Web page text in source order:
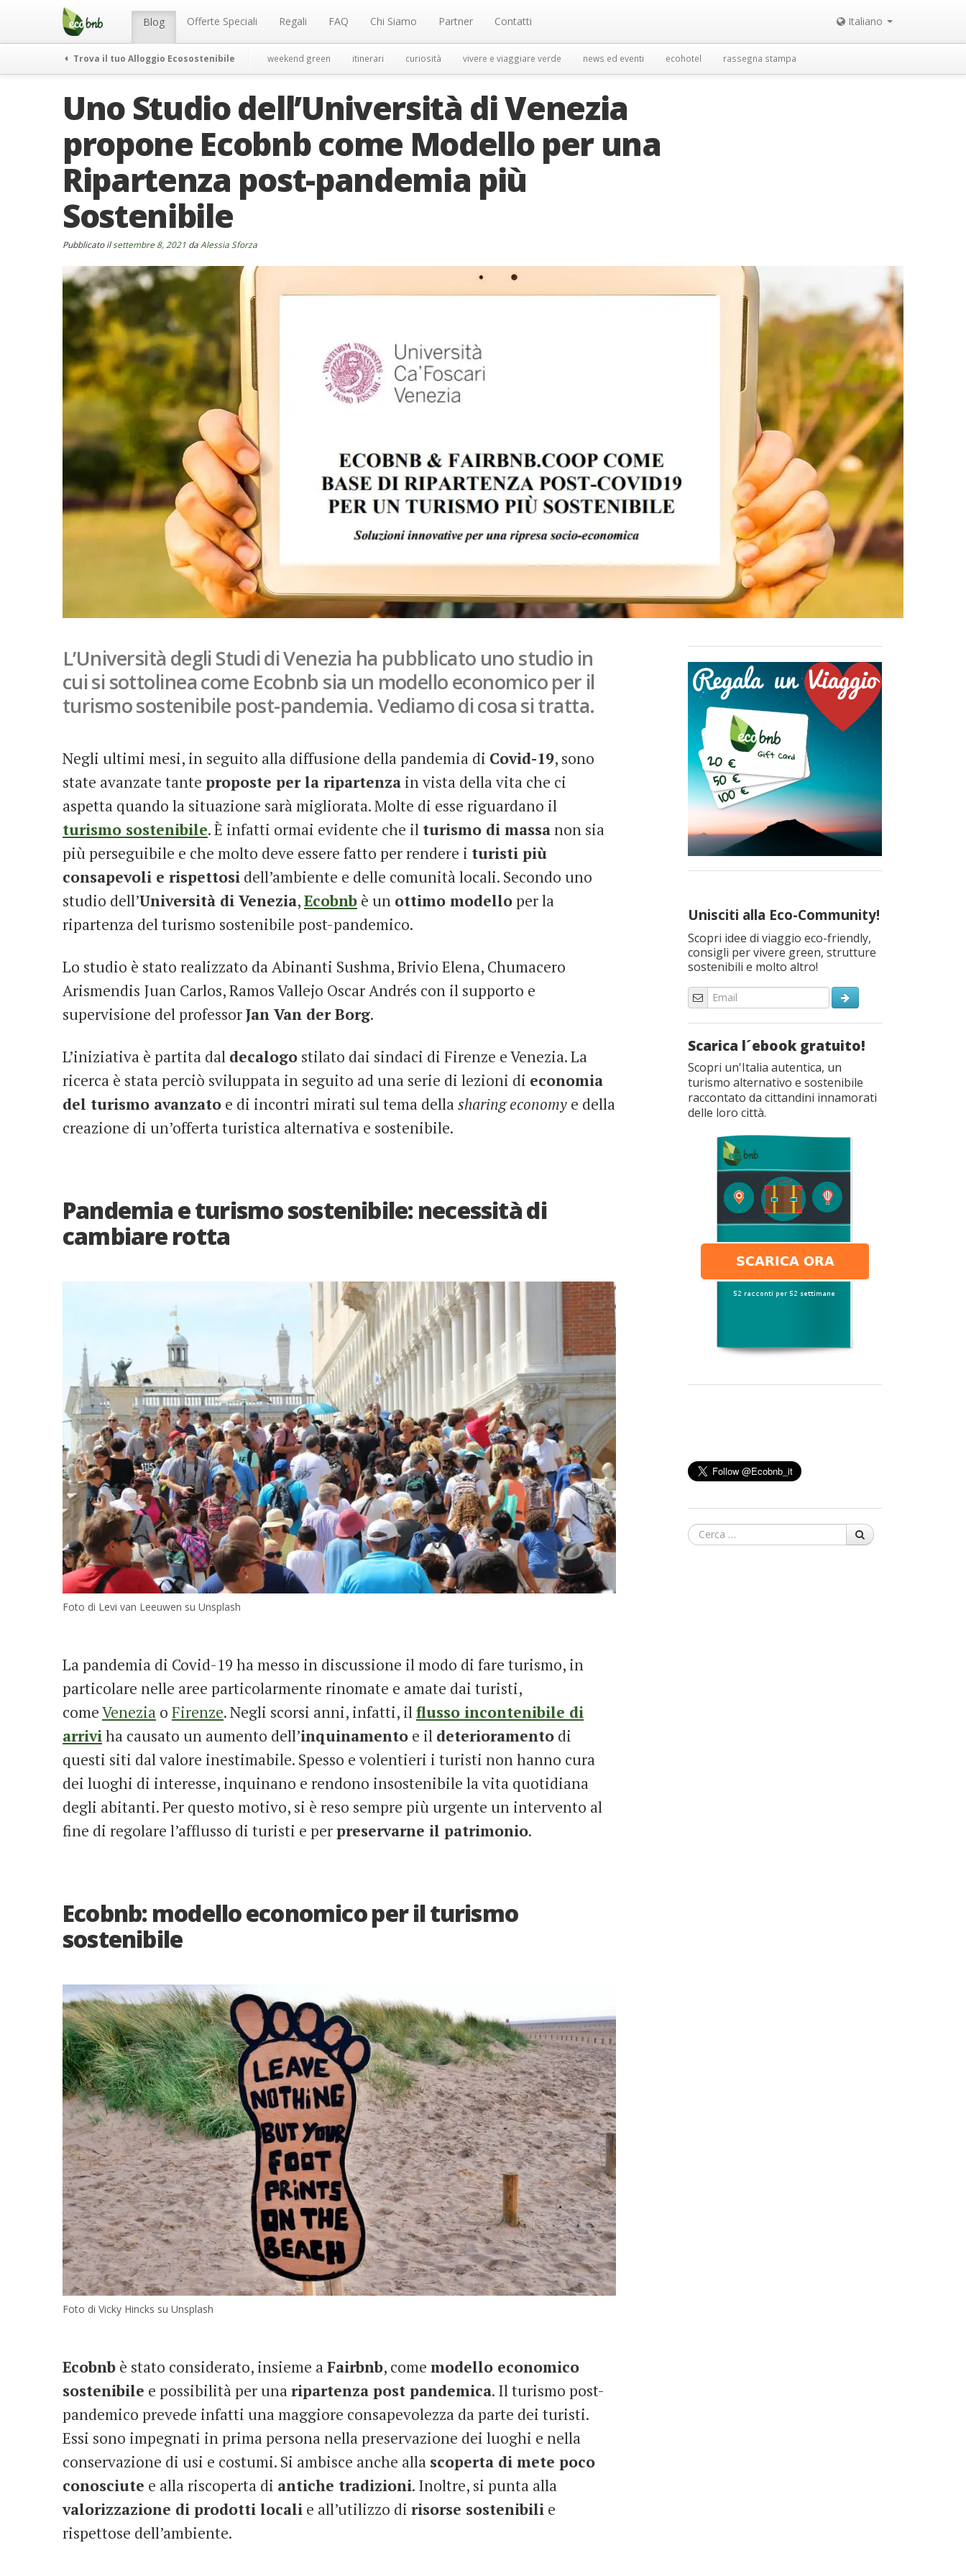
Menu Blog Offerte Speciali Regali FAQ Chi Siamo Partner Contatti Italiano
Trova il tuo Alloggio Ecosostenibile weekend green itinerari curiosità vivere e viaggiare verde news ed eventi ecohotel rassegna stampa
Uno Studio dell’Università di Venezia
propone Ecobnb come Modello per una
Ripartenza post-pandemia più
Sostenibile
Pubblicato ilsettembre 8, 2021 da Alessia Sforza
L’Università degli Studi di Venezia ha pubblicato uno studio in
cui si sottolinea come Ecobnb sia un modello economico per il
turismo sostenibile post-pandemia. Vediamo di cosa si tratta.
Negli ultimi mesi, in seguito alla diffusione della pandemia di Covid-19, sono
state avanzate tante proposte per la ripartenza in vista della vita che ci
aspetta quando la situazione sarà migliorata. Molte di esse riguardano il
turismo sostenibile. È infatti ormai evidente che il turismo di massanon sia
più perseguibile e che molto deve essere fatto per rendere i turisti più
consapevoli e rispettosi dell’ambiente e delle comunità locali. Secondo uno
studio dell’Università di Venezia,Ecobnb è un ottimo modelloper la
ripartenza del turismo sostenibile post-pandemico.
Lo studio è stato realizzato da Abinanti Sushma, Brivio Elena, Chumacero
Arismendis Juan Carlos, Ramos Vallejo Oscar Andrés con il supporto e
supervisione del professorJan Van der Borg.
L’iniziativa è partita dal decalogo stilato dai sindaci di Firenze e Venezia. La
ricerca è stata perciò sviluppata in seguito ad una serie di lezioni di economia
del turismo avanzato e di incontri mirati sul tema dellasharing economy e della
creazione di un’offerta turistica alternativa e sostenibile.
Pandemia e turismo sostenibile: necessità di
cambiare rotta
Foto di Levi van Leeuwen su Unsplash
La pandemia di Covid-19 ha messo in discussione il modo di fare turismo, in
particolare nelle aree particolarmente rinomate e amate dai turisti,
comeVenezia o Firenze. Negli scorsi anni, infatti, ilflusso incontenibile di
arriviha causato un aumento dell’inquinamento e il deterioramento di
questi siti dal valore inestimabile. Spesso e volentieri i turisti non hanno cura
dei luoghi di interesse, inquinano e rendono insostenibile la vita quotidiana
degli abitanti. Per questo motivo, si è reso sempre più urgente un intervento al
fine di regolare l’afflusso di turisti e perpreservarne il patrimonio.
Ecobnb: modello economico per il turismo
sostenibile
Foto di Vicky Hincks su Unsplash
Ecobnb è stato considerato, insieme aFairbnb, come modello economico
sostenibile e possibilità per unaripartenza post pandemica. Il turismo post-
pandemico prevede infatti una maggiore consapevolezza da parte dei turisti.
Essi sono impegnati in prima persona nella preservazione dei luoghi e nella
conservazione di usi e costumi. Si ambisce anche alla scoperta di mete poco
conosciute e alla riscoperta di antiche tradizioni. Inoltre, si punta alla
valorizzazione di prodotti locali e all’utilizzo di risorse sostenibili e
rispettose dell’ambiente.
Unisciti alla Eco-Community!
Scopri idee di viaggio eco-friendly,
consigli per vivere green, strutture
sostenibili e molto altro!
Scarica l´ebook gratuito!
Scopri un'Italia autentica, un
turismo alternativo e sostenibile
raccontato da cittandini innamorati
delle loro città.
Cerca